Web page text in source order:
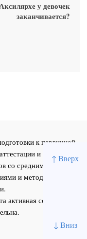
↑ Вверх
↓ Вниз
у девочек
заканчивается?
к первичной
и повышения
со средним и высшим
и методическими
активная ссылка на